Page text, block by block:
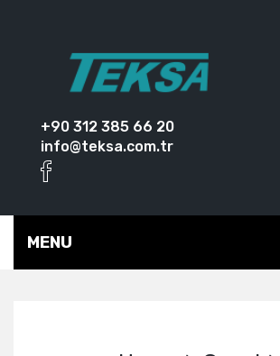
+90 312 385 66 20
info@teksa.com.tr
MENU